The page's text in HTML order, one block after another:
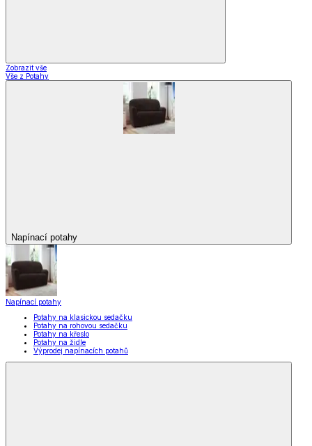
Zobrazit vše
Vše z Potahy
Napínací potahy
Napínací potahy
Potahy na klasickou sedačku
Potahy na rohovou sedačku
Potahy na křeslo
Potahy na židle
Výprodej napínacích potahů